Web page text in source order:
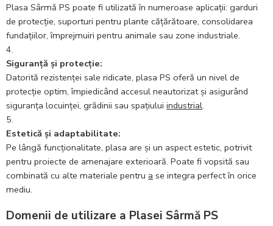
Plasa Sârmă PS poate fi utilizată în numeroase aplicații: garduri
de protecție, suporturi pentru plante cățărătoare, consolidarea
fundațiilor, împrejmuiri pentru animale sau zone industriale.
Siguranță și protecție:
Datorită rezistenței sale ridicate, plasa PS oferă un nivel de
protecție optim, împiedicând accesul neautorizat și asigurând
siguranța locuinței, grădinii sau spațiului industrial.
Estetică și adaptabilitate:
Pe lângă funcționalitate, plasa are și un aspect estetic, potrivit
pentru proiecte de amenajare exterioară. Poate fi vopsită sau
combinată cu alte materiale pentru a se integra perfect în orice
mediu.
Domenii de utilizare a Plasei Sârmă PS